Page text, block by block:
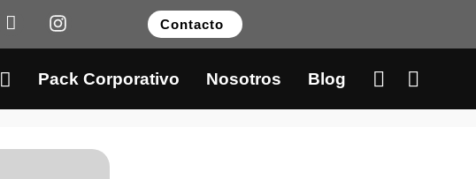
Contacto
Pack Corporativo Nosotros Blog